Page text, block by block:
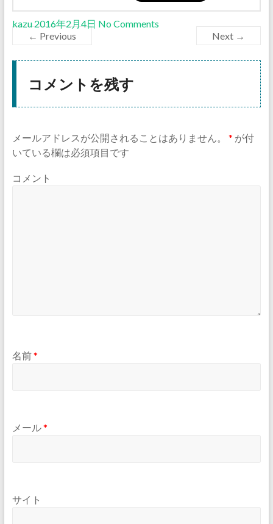
kazu 2016年2月4日 No Comments
← Previous
Next →
コメントを残す
メールアドレスが公開されることはありません。 * が付
いている欄は必須項目です
コメント
名前*
メール*
サイト